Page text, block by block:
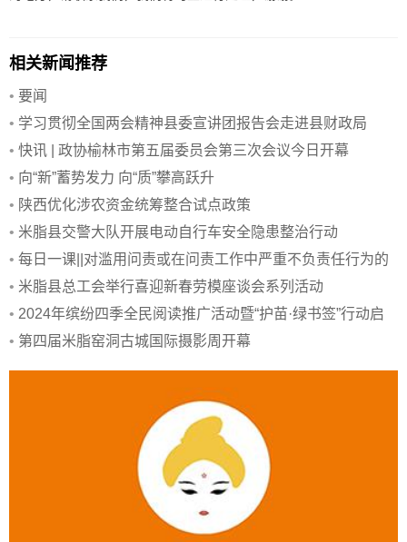
相关新闻推荐
• 要闻
• 学习贯彻全国两会精神县委宣讲团报告会走进县财政局
• 快讯 | 政协榆林市第五届委员会第三次会议今日开幕
• 向“新”蓄势发力 向“质”攀高跃升
• 陕西优化涉农资金统筹整合试点政策
• 米脂县交警大队开展电动自行车安全隐患整治行动
• 每日一课||对滥用问责或在问责工作中严重不负责任行为的
处分规定
• 米脂县总工会举行喜迎新春劳模座谈会系列活动
• 2024年缤纷四季全民阅读推广活动暨“护苗·绿书签”行动启
动
• 第四届米脂窑洞古城国际摄影周开幕